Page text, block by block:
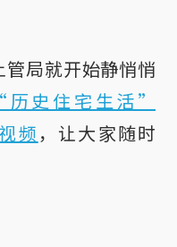
局就开始静悄悄
“历史住宅生活”
频 ，让大家随时